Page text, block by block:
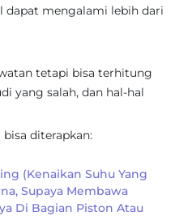
dapat mengalami lebih dari
tetapi bisa terhitung
yang salah, dan hal-hal
diterapkan:
(kenaikan Suhu Yang
Supaya Membawa
Di Bagian Piston Atau